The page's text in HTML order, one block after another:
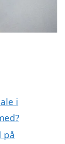
i
på